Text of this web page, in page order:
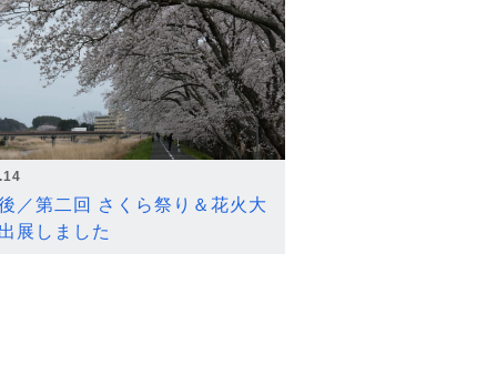
／第二回 さくら祭り＆花火大
展しました